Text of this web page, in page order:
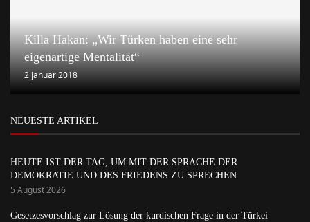
Killa Hakan: „Wir Türken haben eine sehr
eigenartige Mentalität“
2 Januar 2018
NEUESTE ARTIKEL
HEUTE IST DER TAG, UM MIT DER SPRACHE DER
DEMOKRATIE UND DES FRIEDENS ZU SPRECHEN
5 August 2026
Gesetzesvorschlag zur Lösung der kurdischen Frage in der Türkei